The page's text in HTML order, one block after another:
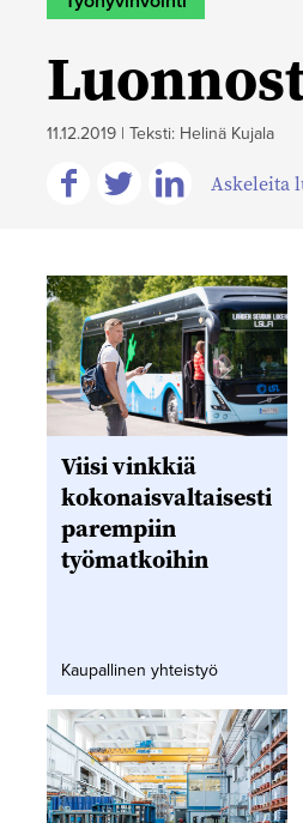
11.12.2019 | Teksti: Helinä Kujala
Facebookissa
Twitterissä
Linkedinissä
Askeleita
Viisi vinkkiä
kokonaisvaltaisesti
parempiin
työmatkoihin
Kaupallinen yhteistyö